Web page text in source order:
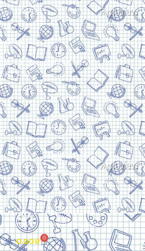
13
05-41
Усі права захищені
Skill Unit
Оплата та доставка
Повернення та
обмін
Договір оферти
Політика
конфіденційності
аккаунт
Замовити дзвінок
0.00₴ 0